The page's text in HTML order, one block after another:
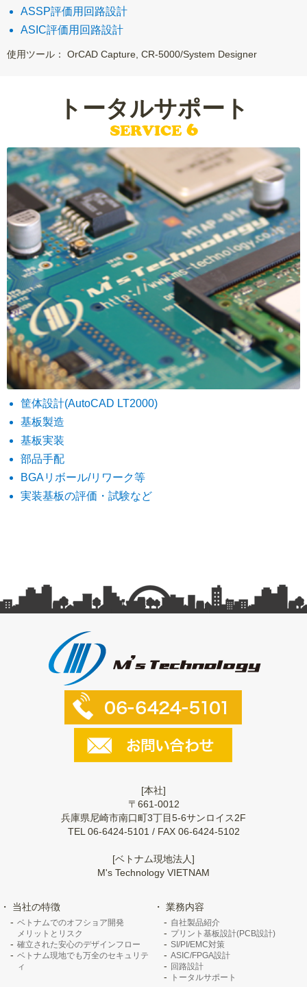
ASSP評価用回路設計
ASIC評価用回路設計
使用ツール： OrCAD Capture, CR-5000/System Designer
トータルサポート
筐体設計(AutoCAD LT2000)
基板製造
基板実装
部品手配
BGAリボール/リワーク等
実装基板の評価・試験など
[本社]
〒661-0012
兵庫県尼崎市南口町3丁目5-6サンロイス2F
TEL 06-6424-5101 / FAX 06-6424-5102
[ベトナム現地法人]
M's Technology VIETNAM
当社の特徴
ベトナムでのオフショア開発
メリットとリスク
確立された安心のデザインフロー
ベトナム現地でも万全のセキュリテ
ィ
業務内容
自社製品紹介
プリント基板設計(PCB設計)
SI/PI/EMC対策
ASIC/FPGA設計
回路設計
トータルサポート